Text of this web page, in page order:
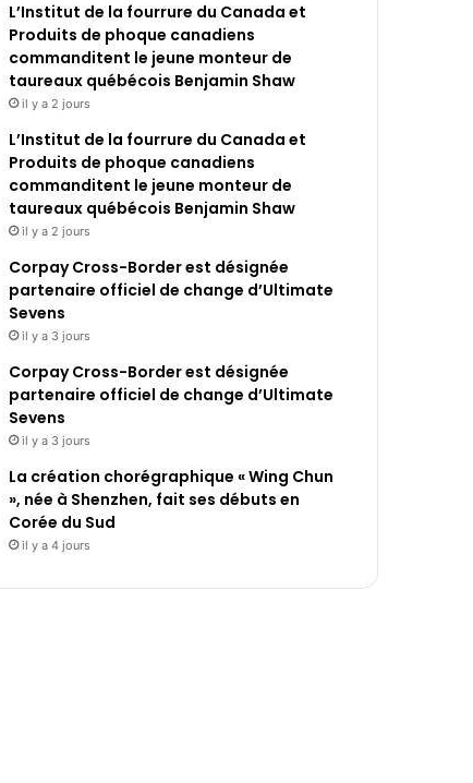
L’Institut de la fourrure du Canada et
Produits de phoque canadiens
commanditent le jeune monteur de
taureaux québécois Benjamin Shaw
il y a 2 jours
L’Institut de la fourrure du Canada et
Produits de phoque canadiens
commanditent le jeune monteur de
taureaux québécois Benjamin Shaw
il y a 2 jours
Corpay Cross-Border est désignée
partenaire officiel de change d’Ultimate
Sevens
il y a 3 jours
Corpay Cross-Border est désignée
partenaire officiel de change d’Ultimate
Sevens
il y a 3 jours
La création chorégraphique « Wing Chun
», née à Shenzhen, fait ses débuts en
Corée du Sud
il y a 4 jours